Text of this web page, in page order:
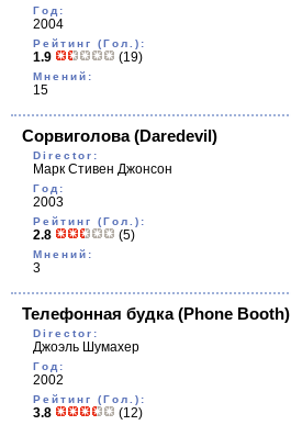
Год:
2004
Рейтинг (Гол.):
1.9 (19)
Мнений:
15
Сорвиголова(Daredevil)
Director:
Марк Стивен Джонсон
Год:
2003
Рейтинг (Гол.):
2.8 (5)
Мнений:
3
Телефонная будка(Phone Booth)
Director:
Джоэль Шумахер
Год:
2002
Рейтинг (Гол.):
3.8 (12)